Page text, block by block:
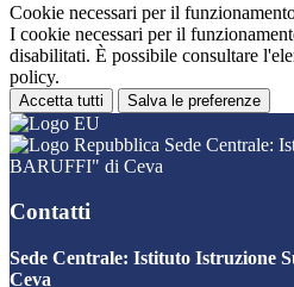
Cookie necessari per il
I cookie necessari per il
disabilitati. È possibile consultare
policy.
Accetta tutti Salva le preferenze
Sede Centrale:
BARUFFI" di Ceva
Contatti
Sede Centrale: Istituto Istruzione
Ceva